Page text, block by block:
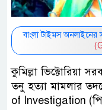
বাংলা টাইমস
কুমিল্লা ভিক্টোরিয়া
তনু হত্যা মামলার
of Investigation